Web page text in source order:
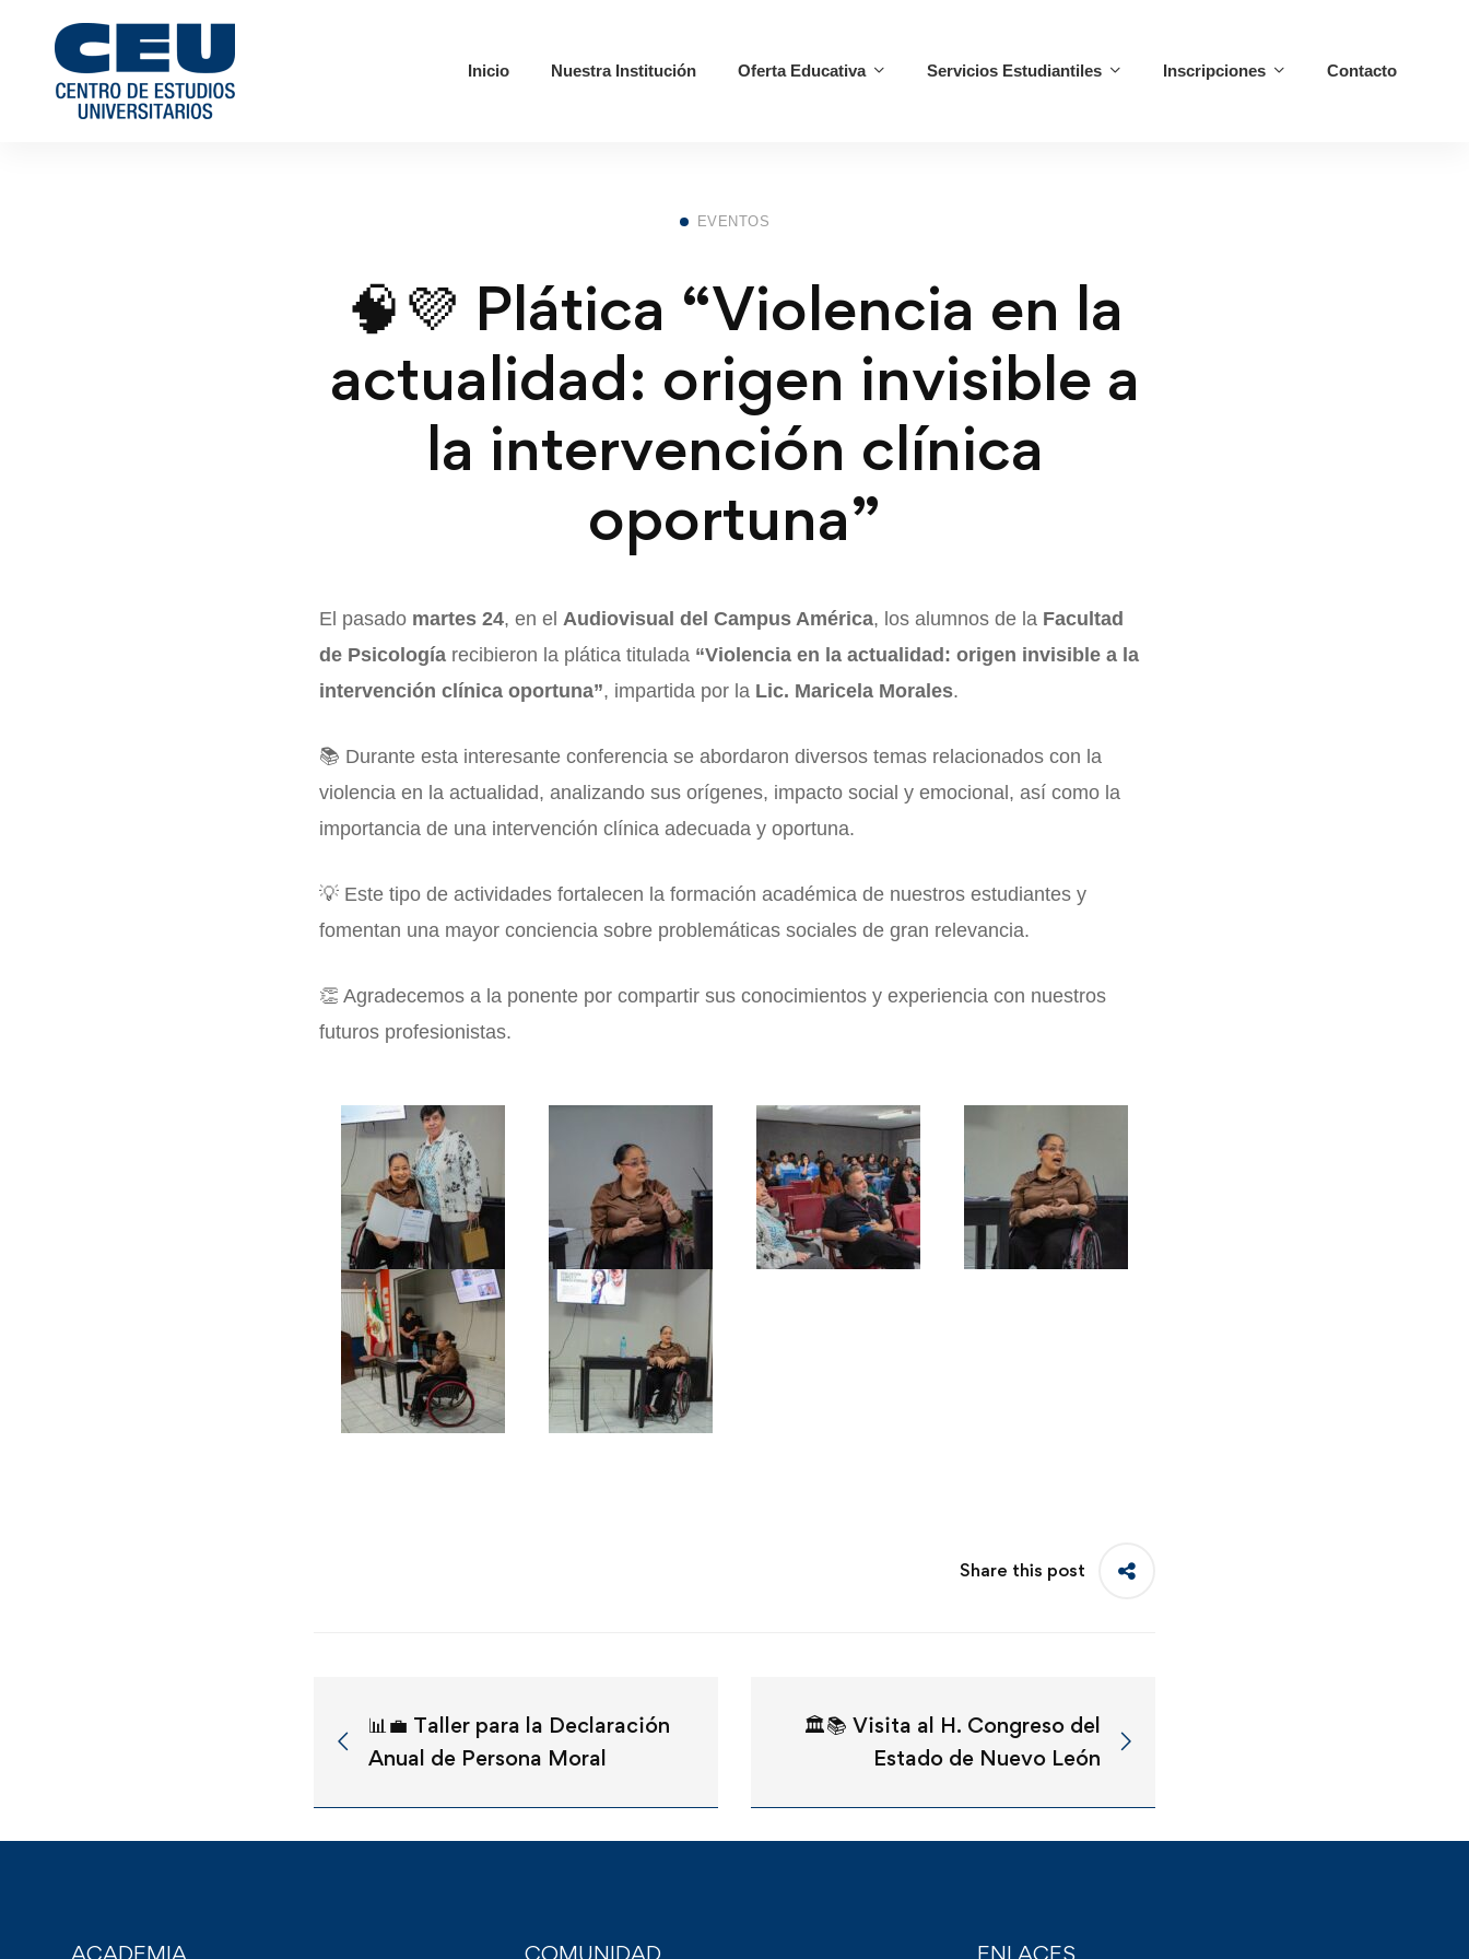
Inicio Nuestra Institución Oferta Educativa Servicios Estudiantiles Inscripciones Contacto
EVENTOS
🧠💜 Plática “Violencia en la
actualidad: origen invisible a
la intervención clínica
oportuna”
El pasado martes 24, en el Audiovisual del Campus América, los alumnos de la Facultad
de Psicología recibieron la plática titulada “Violencia en la actualidad: origen invisible a la
intervención clínica oportuna”, impartida por la Lic. Maricela Morales.
📚 Durante esta interesante conferencia se abordaron diversos temas relacionados con la
violencia en la actualidad, analizando sus orígenes, impacto social y emocional, así como la
importancia de una intervención clínica adecuada y oportuna.
💡 Este tipo de actividades fortalecen la formación académica de nuestros estudiantes y
fomentan una mayor conciencia sobre problemáticas sociales de gran relevancia.
👏 Agradecemos a la ponente por compartir sus conocimientos y experiencia con nuestros
futuros profesionistas.
Share this post
📊💼 Taller para la Declaración
Anual de Persona Moral
🏛️📚 Visita al H. Congreso del
Estado de Nuevo León
ACADEMIA COMUNIDAD ENLACES